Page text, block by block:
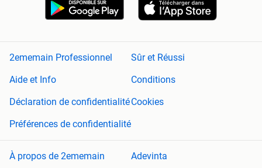
2ememain Professionnel
Sûr et Réussi
Aide et Info
Conditions
Déclaration de confidentialitéCookies
Préférences de confidentialité
À propos de 2ememain
Adevinta